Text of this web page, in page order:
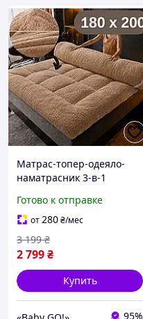
Матрас-топер-одеяло-
наматрасник 3-в-1
пуховым волоконным
наполнителем мягкий,
двусторонний KT7005725
Готово к отправке
от280₴/мес
2 799₴
3 199 ₴
Купить
95%